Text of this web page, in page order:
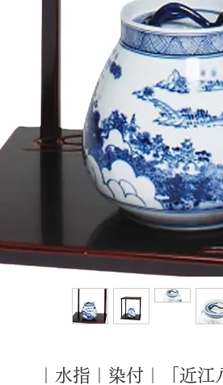
｜水指｜染付｜「近江